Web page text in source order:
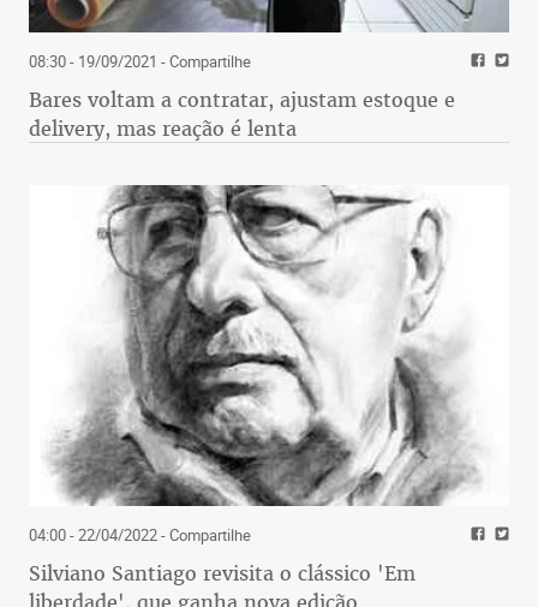
08:30 - 19/09/2021 - Compartilhe
Bares voltam a contratar, ajustam estoque e
delivery, mas reação é lenta
04:00 - 22/04/2022- Compartilhe
Silviano Santiago revisita o clássico 'Em